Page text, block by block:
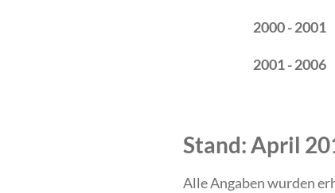
2000 - 2001
2001 - 2006
Stand: April
Alle Angaben wurden